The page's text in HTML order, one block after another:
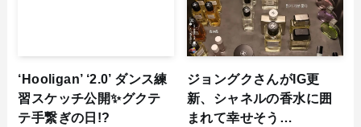
‘Hooligan’ ‘2.0’ ダンス練
習スケッチ公開✨グクテ
テ手繋ぎの日!?
ジョングクさんがIG更
新、シャネルの香水に囲
まれて幸せそう…